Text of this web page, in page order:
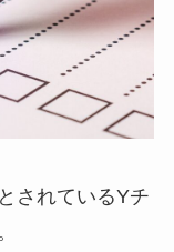
されているYチ